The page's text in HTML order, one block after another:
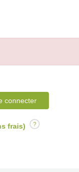
connecter
frais) ?